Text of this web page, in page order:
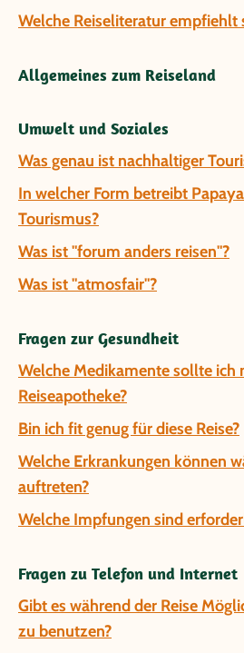
Welche Reiseliteratur empfiehlt
Allgemeines zum Reiseland
Umwelt und Soziales
Was genau ist nachhaltiger
In welcher Form betreibt
Tourismus?
Was ist "forum anders reisen"?
Was ist "atmosfair"?
Fragen zur Gesundheit
Welche Medikamente sollte ich
Reiseapotheke?
Bin ich fit genug für diese Reise?
Welche Erkrankungen können
auftreten?
Welche Impfungen sind
Fragen zu Telefon und Internet
Gibt es während der Reise
zu benutzen?